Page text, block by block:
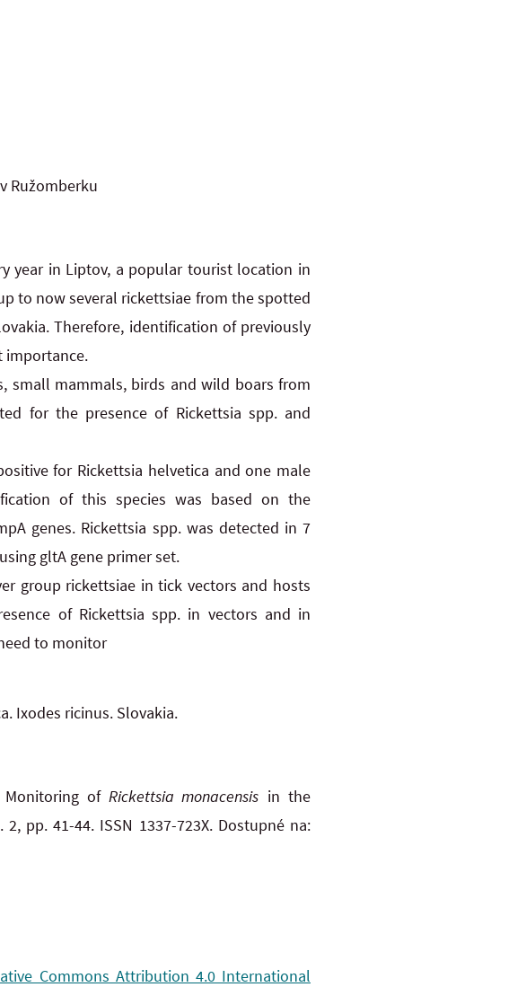
Ružomberku
year in Liptov, a popular tourist location in
to now several rickettsiae from the spotted
Therefore, identification of previously
importance.
small mammals, birds and wild boars from
for the presence of Rickettsia spp. and
for Rickettsia helvetica and one male
of this species was based on the
genes. Rickettsia spp. was detected in 7
gltA gene primer set.
group rickettsiae in tick vectors and hosts
of Rickettsia spp. in vectors and in
to monitor
Ixodes ricinus. Slovakia.
Monitoring ofRickettsia monacensis in the
2, pp. 41-44. ISSN 1337-723X. Dostupné na:
Commons Attribution 4.0 International